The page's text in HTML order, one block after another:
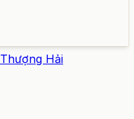
Thượng Hải